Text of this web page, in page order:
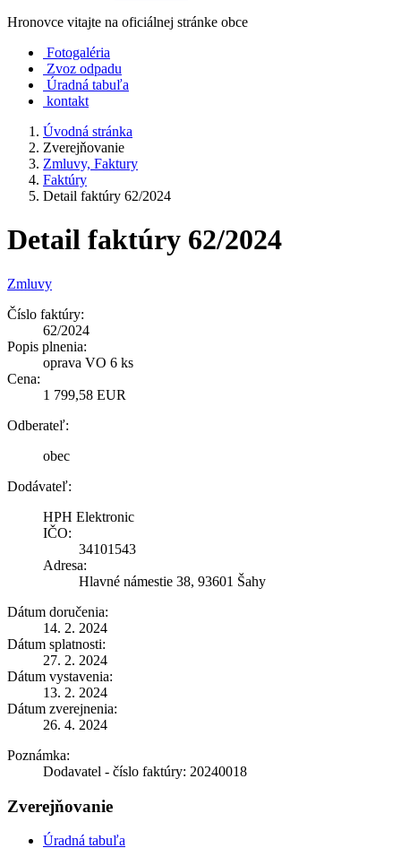
Hronovce vitajte na oficiálnej stránke obce
Fotogaléria
Zvoz odpadu
Úradná tabuľa
kontakt
Úvodná stránka
Zverejňovanie
Zmluvy, Faktury
Faktúry
Detail faktúry 62/2024
Detail faktúry 62/2024
Zmluvy
Číslo faktúry:
62/2024
Popis plnenia:
oprava VO 6 ks
Cena:
1 799,58 EUR
Odberateľ:
obec
Dodávateľ:
HPH Elektronic
IČO:
34101543
Adresa:
Hlavné námestie 38, 93601 Šahy
Dátum doručenia:
14. 2. 2024
Dátum splatnosti:
27. 2. 2024
Dátum vystavenia:
13. 2. 2024
Dátum zverejnenia:
26. 4. 2024
Poznámka:
Dodavatel - číslo faktúry: 20240018
Zverejňovanie
Úradná tabuľa